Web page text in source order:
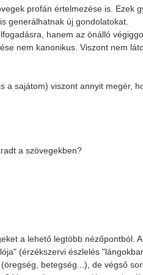
profán értelmezése is. Ezek
generálhatnak új gondolatokat.
hanem az önálló
nem kanonikus. Viszont nem
a sajátom) viszont annyit megér,
a szövegekben?
a lehető legtöbb nézőpontból.
(érzékszervi észlelés
betegség...), de végső